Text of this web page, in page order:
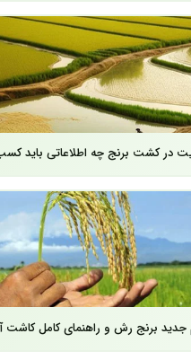
در کشت برنج چه اطلاعاتی باید
جدید برنج رش و راهنمای کامل کاشت